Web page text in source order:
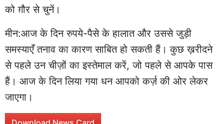
को ग़ौर से चुनें।
मीन:आज के दिन रुपये-पैसे के हालात और उससे जुड़ी
समस्याएँ तनाव का कारण साबित हो सकती हैं। कुछ ख़रीदने
से पहले उन चीज़ों का इस्तेमाल करें, जो पहले से आपके पास
हैं। आज के दिन लिया गया धन आपको कर्ज़ की ओर लेकर
जाएगा।